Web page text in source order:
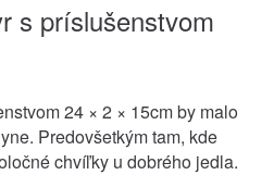
s príslušenstvom
24 × 2 × 15cm by malo
Predovšetkým tam, kde
chvíľky u dobrého jedla.